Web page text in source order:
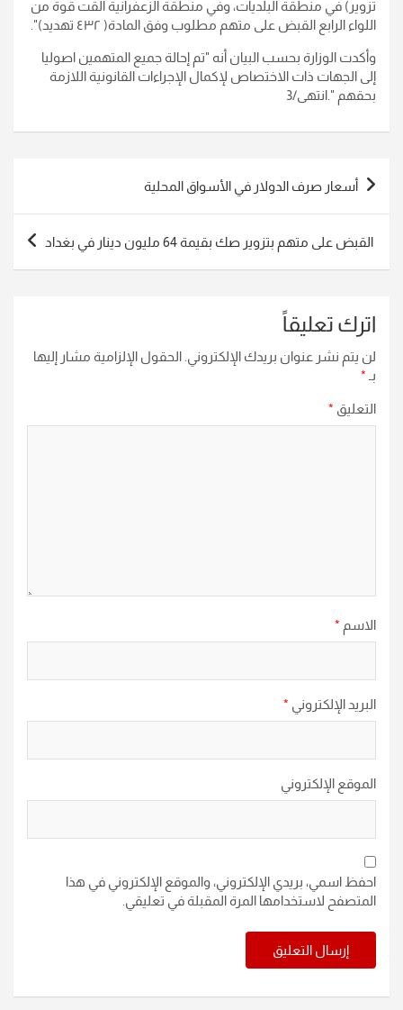
تزوير) في منطقة البلديات، وفي منطقة الزعفرانية القت قوة من
اللواء الرابع القبض على متهم مطلوب وفق المادة( ٤٣٢ تهديد
)".
وأكدت الوزارة بحسب البيان أنه "تم إحالة جميع المتهمين اصوليا
إلى الجهات ذات الاختصاص لإكمال الإجراءات القانونية اللازمة
بحقهم ".انتهى/3
تصفّح
المقالات
أسعار صرف الدولار في الأسواق المحلية
القبض على متهم بتزوير صك بقيمة 64 مليون دينار في بغداد
اترك تعليقاً
لن يتم نشر عنوان بريدك الإلكتروني. الحقول الإلزامية مشار إليها
بـ *
التعليق *
الاسم *
البريد الإلكتروني *
الموقع الإلكتروني
احفظ اسمي، بريدي الإلكتروني، والموقع الإلكتروني في هذا
المتصفح لاستخدامها المرة المقبلة في تعليقي.